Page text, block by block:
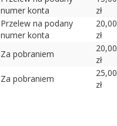
numer konta
zł
Przelew na podany
numer konta
20,00
zł
Za pobraniem
20,00
zł
Za pobraniem
25,00
zł